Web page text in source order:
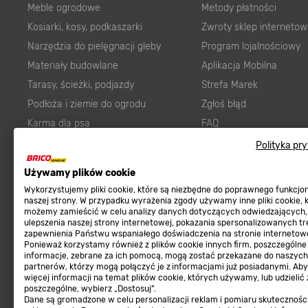
Polityka
Używamy plików cookie
Wykorzystujemy pliki cookie, które są niezbędne do poprawnego
naszej strony. W przypadku wyrażenia zgody używamy inne pliki cookie,
możemy zamieścić w celu analizy danych dotyczących odwiedzających,
ulepszenia naszej strony internetowej, pokazania spersonalizowanych
zapewnienia Państwu wspaniałego doświadczenia na stronie
Ponieważ korzystamy również z plików cookie innych firm, poszczególne
informacje, zebrane za ich pomocą, mogą zostać przekazane do naszych
partnerów, którzy mogą połączyć je z informacjami już posiadanymi.
więcej informacji na temat plików cookie, których używamy, lub udzielić
poszczególne, wybierz „Dostosuj”.
Dane są gromadzone w celu personalizacji reklam i pomiaru
Meble ogrodowe
Kosiarki, kosy, podkaszarki
Narzędzia do pielęgnacji gleby
Materiały budowlane
Tarasy, ścieżki, podjazdy
Podłoża i ziemie do ogrodu
Karma dla psa
Farby wewnętrzne białe
Elektryka
Panele
Elektronarzędzia
Płytki
Panele podłogowe
Płyty OSB/HDF
Grabie do ogrodu
Metody płatności
Zwroty sklep
Program lojalnościowy
Aplikacja Mobilna
Strefa Marek
Zgłoś błąd
FAQ
Prawny obowiązek
Regulaminy
Regulaminy
Polityka prywatności